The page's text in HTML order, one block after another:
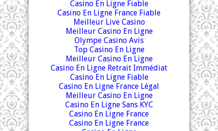
Casino En Ligne Fiable
Casino En Ligne France Fiable
Meilleur Live Casino
Meilleur Casino En Ligne
Olympe Casino Avis
Top Casino En Ligne
Meilleur Casino En Ligne
Casino En Ligne Retrait Immédiat
Casino En Ligne Fiable
Casino En Ligne France Légal
Meilleur Casino En Ligne
Casino En Ligne Sans KYC
Casino En Ligne France
Casino En Ligne France